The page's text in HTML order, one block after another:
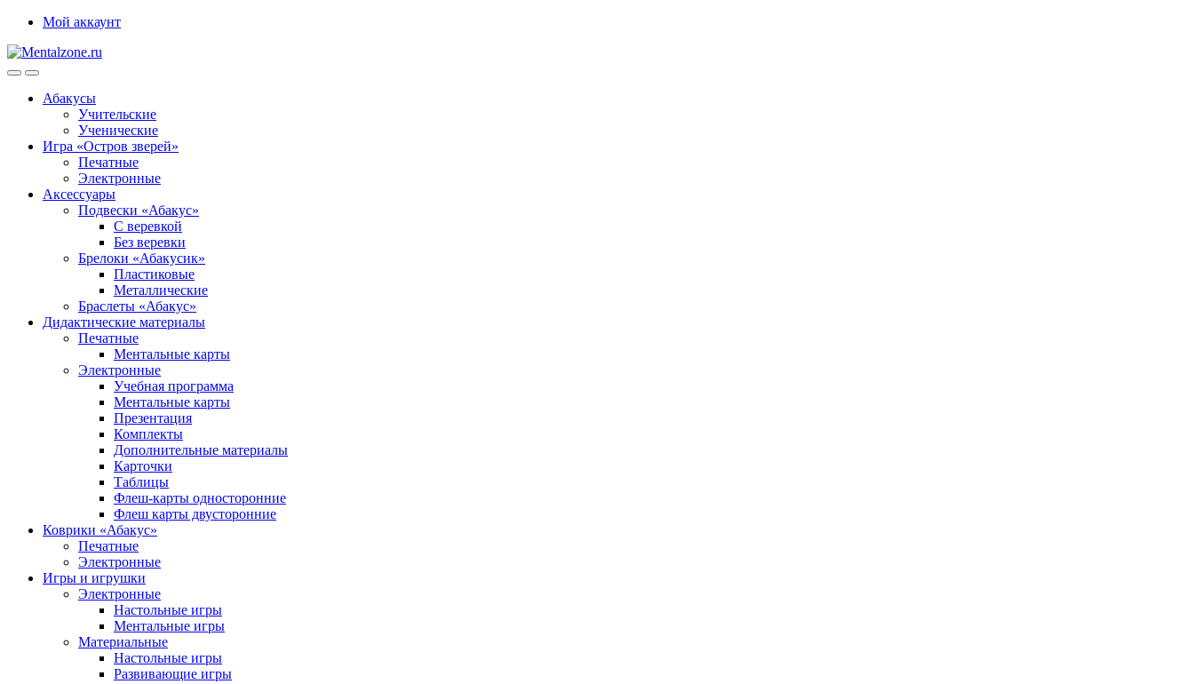
Skip
navigation
Skip
content
Мой аккаунт
Абакусы
Учительские
Ученические
Игра «Остров зверей»
Печатные
Электронные
Аксессуары
Подвески «Абакус»
С веревкой
Без веревки
Брелоки «Абакусик»
Пластиковые
Металлические
Браслеты «Абакус»
Дидактические материалы
Печатные
Ментальные карты
Электронные
Учебная программа
Ментальные карты
Презентация
Комплекты
Дополнительные материалы
Карточки
Таблицы
Флеш-карты односторонние
Флеш карты двусторонние
Коврики «Абакус»
Печатные
Электронные
Игры и игрушки
Электронные
Настольные игры
Ментальные игры
Материальные
Настольные игры
Развивающие игры